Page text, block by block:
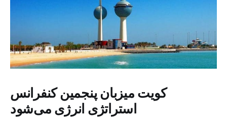
کویت میزبان پنجمین کنفرانس
استراتژی انرژی می‌شود